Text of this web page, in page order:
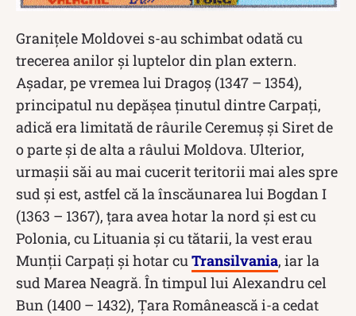
Granițele Moldovei s-au schimbat odată cu
trecerea anilor și luptelor din plan extern.
Așadar, pe vremea lui Dragoș (1347 – 1354),
principatul nu depășea ținutul dintre Carpați,
adică era limitată de râurile Ceremuș și Siret de
o parte și de alta a râului Moldova. Ulterior,
urmașii săi au mai cucerit teritorii mai ales spre
sud și est, astfel că la înscăunarea lui Bogdan I
(1363 – 1367), țara avea hotar la nord și est cu
Polonia, cu Lituania și cu tătarii, la vest erau
Munții Carpați și hotar cuTransilvania, iar la
sud Marea Neagră. În timpul lui Alexandru cel
Bun (1400 – 1432), Țara Românească i-a cedat